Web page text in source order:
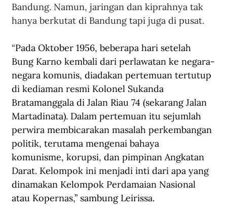
Bandung. Namun, jaringan dan kiprahnya tak
hanya berkutat di Bandung tapi juga di pusat.
“Pada Oktober 1956, beberapa hari setelah
Bung Karno kembali dari perlawatan ke negara-
negara komunis, diadakan pertemuan tertutup
di kediaman resmi Kolonel Sukanda
Bratamanggala di Jalan Riau 74 (sekarang Jalan
Martadinata). Dalam pertemuan itu sejumlah
perwira membicarakan masalah perkembangan
politik, terutama mengenai bahaya
komunisme, korupsi, dan pimpinan Angkatan
Darat. Kelompok ini menjadi inti dari apa yang
dinamakan Kelompok Perdamaian Nasional
atau Kopernas,” sambung Leirissa.